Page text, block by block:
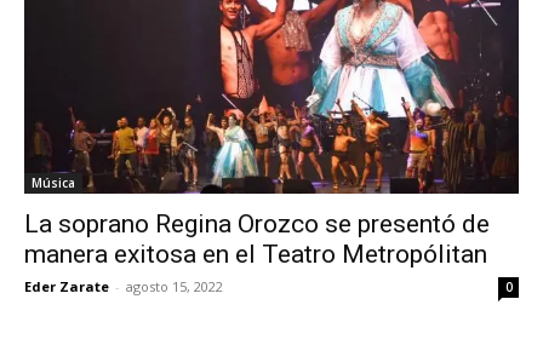
Música
La soprano Regina Orozco se presentó de
manera exitosa en el Teatro Metropólitan
Eder Zarate - agosto 15, 2022 0